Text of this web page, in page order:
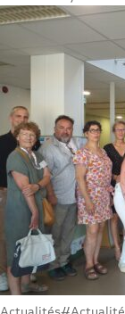
Actualités#Actualité